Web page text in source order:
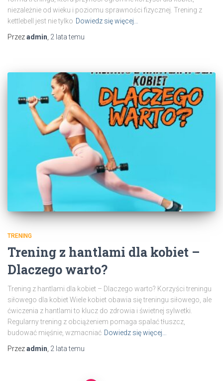
niezależnie od wieku i poziomu sprawności fizycznej. Trening z
kettlebell jest nie tylko Dowiedz się więcej…
Przezadmin, 2 latatemu
TRENING
Trening z hantlami dla kobiet –
Dlaczego warto?
Trening z hantlami dla kobiet – Dlaczego warto? Korzyści treningu
siłowego dla kobiet Wiele kobiet obawia się treningu siłowego, ale
ćwiczenia z hantlami to klucz do zdrowia i świetnej sylwetki.
Regularny trening z obciążeniem pomaga spalać tłuszcz,
budować mięśnie, wzmacniać Dowiedz się więcej…
Przezadmin, 2 latatemu